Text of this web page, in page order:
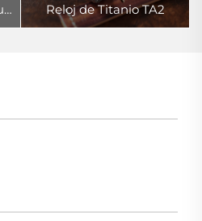
moneda de oro de 18 quilates Reloj de Titanio TA2